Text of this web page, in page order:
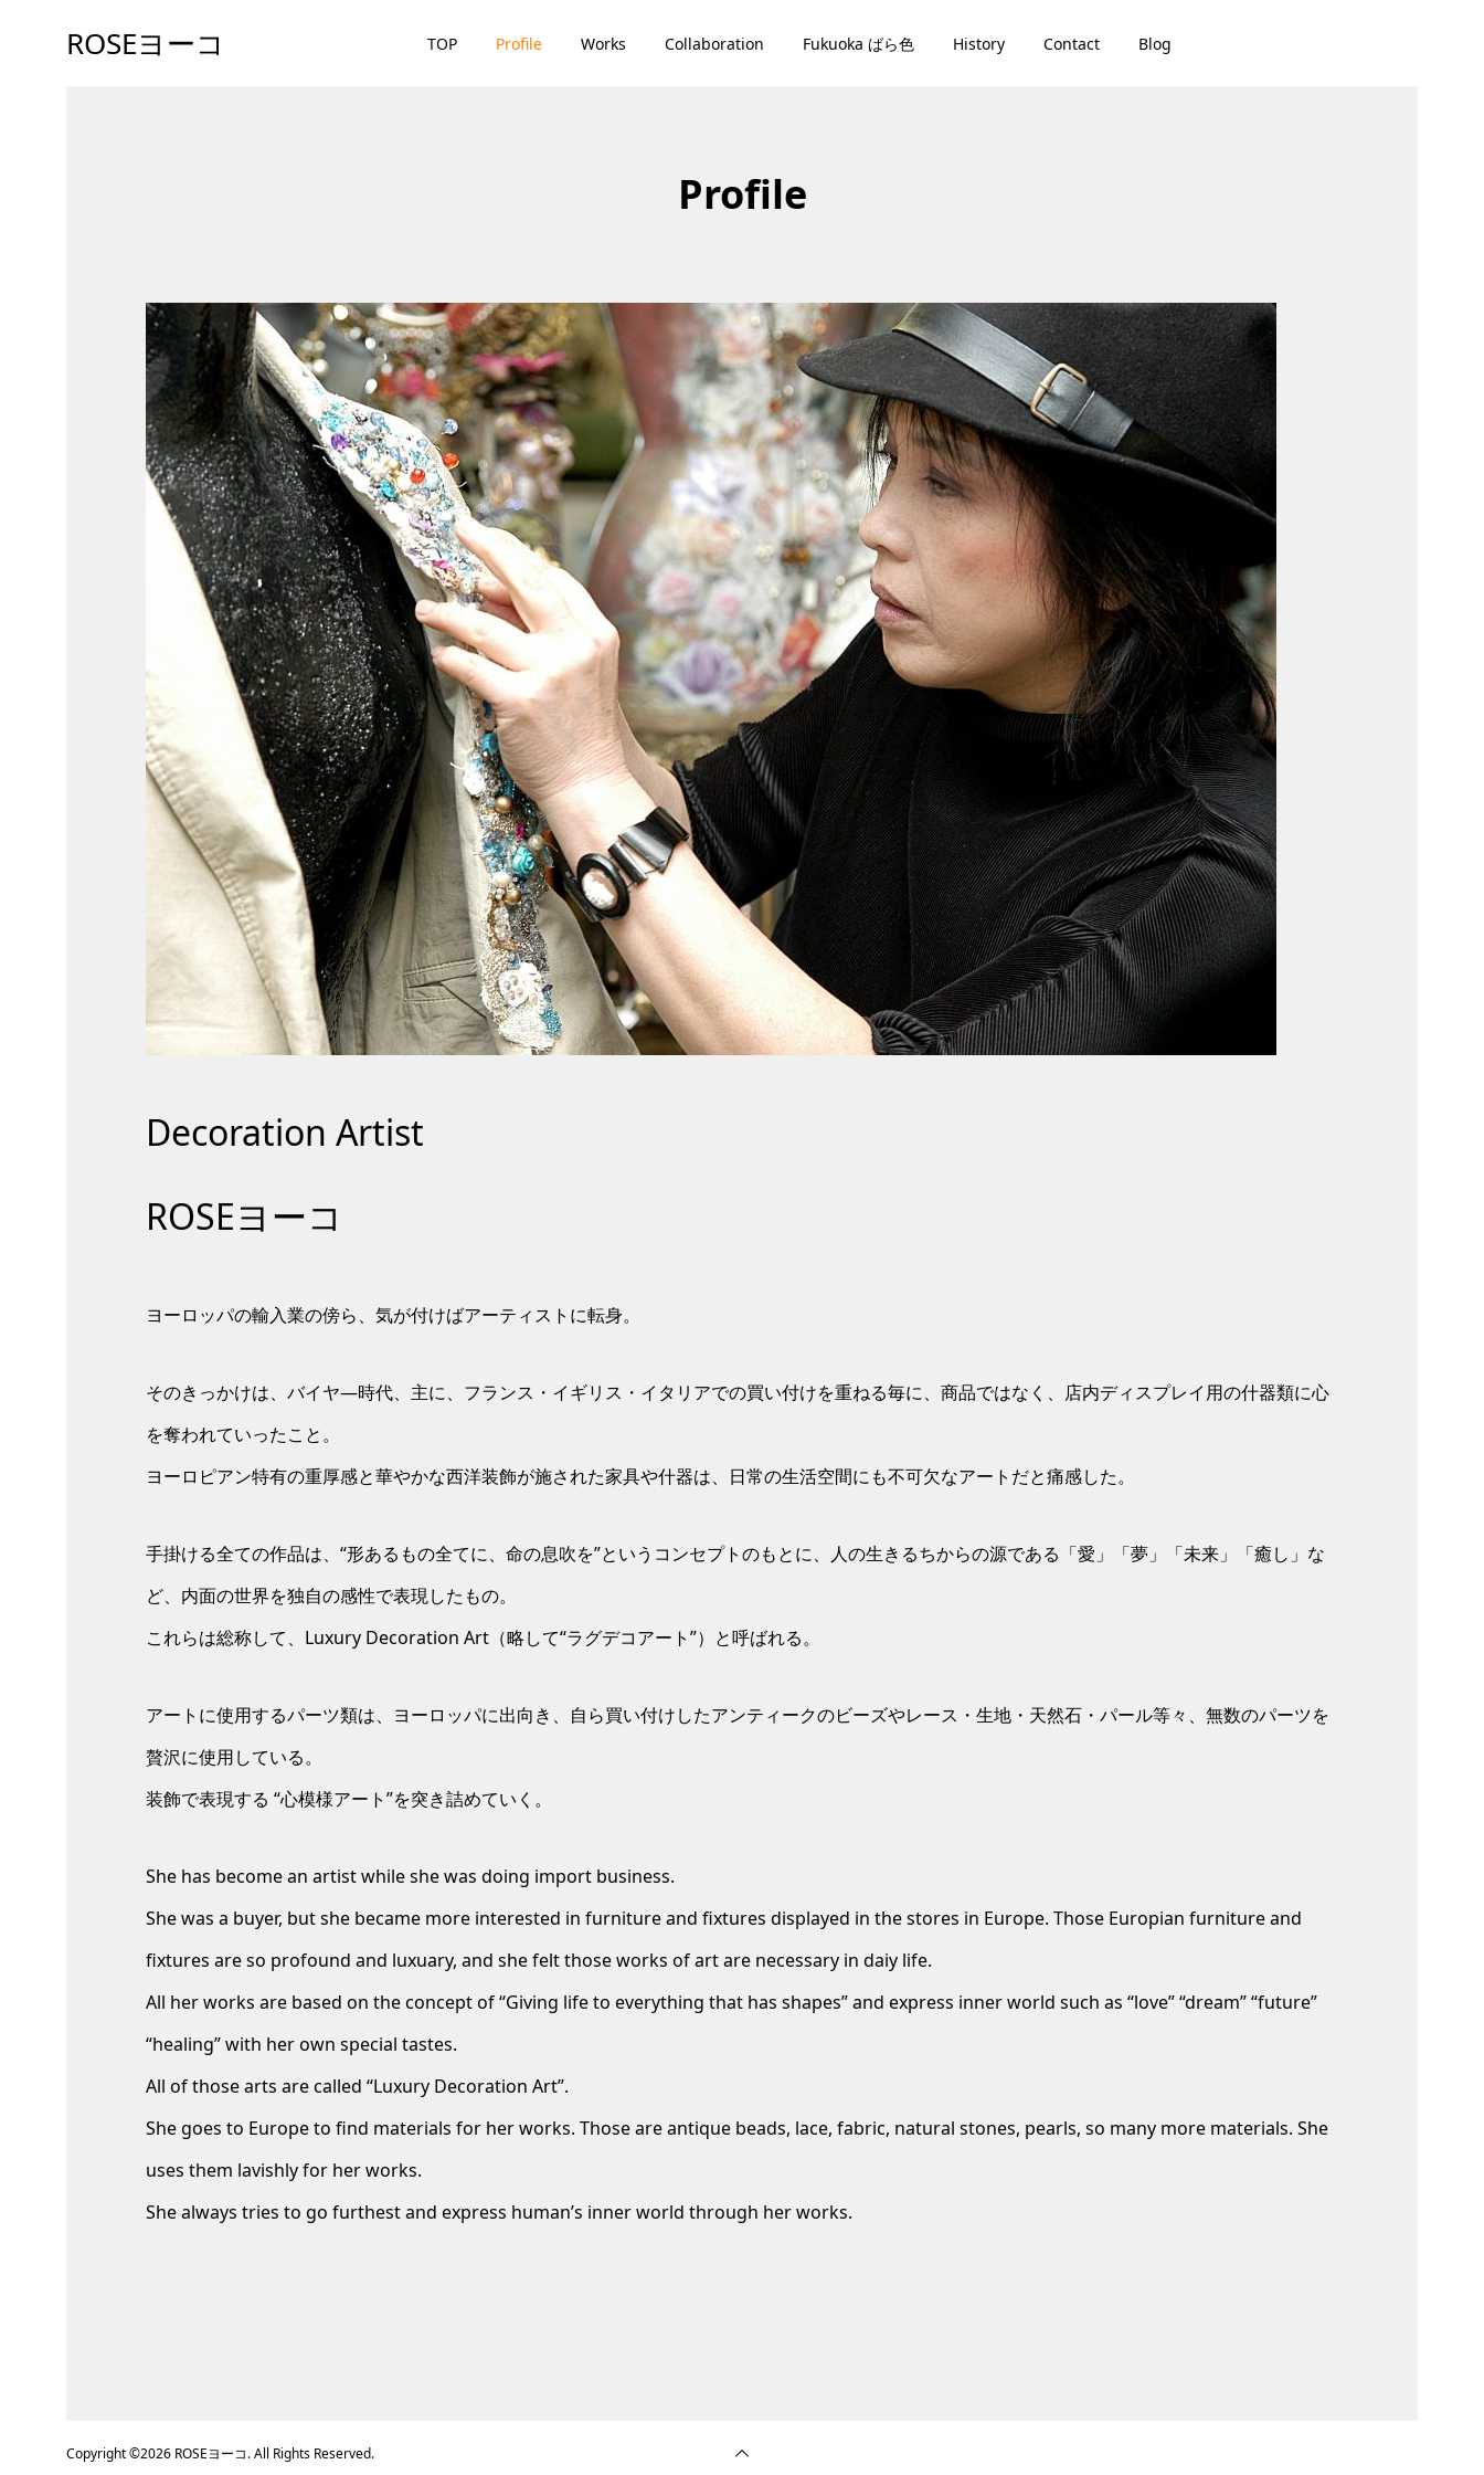
ROSEヨーコ TOP Profile Works Collaboration Fukuoka ばら色 History Contact Blog
Profile
Decoration Artist
ROSEヨーコ
ヨーロッパの輸入業の傍ら、気が付けばアーティストに転身。
そのきっかけは、バイヤ―時代、主に、フランス・イギリス・イタリアでの買い付けを重ねる毎に、商品ではなく、店内ディスプレイ用の什器類に心
を奪われていったこと。
ヨーロピアン特有の重厚感と華やかな西洋装飾が施された家具や什器は、日常の生活空間にも不可欠なアートだと痛感した。
手掛ける全ての作品は、“形あるもの全てに、命の息吹を”というコンセプトのもとに、人の生きるちからの源である「愛」「夢」「未来」「癒し」な
ど、内面の世界を独自の感性で表現したもの。
これらは総称して、Luxury Decoration Art（略して“ラグデコアート”）と呼ばれる。
アートに使用するパーツ類は、ヨーロッパに出向き、自ら買い付けしたアンティークのビーズやレース・生地・天然石・パール等々、無数のパーツを
贅沢に使用している。
装飾で表現する “心模様アート”を突き詰めていく。
She has become an artist while she was doing import business.
She was a buyer, but she became more interested in furniture and fixtures displayed in the stores in Europe. Those Europian furniture and
fixtures are so profound and luxuary, and she felt those works of art are necessary in daiy life.
All her works are based on the concept of “Giving life to everything that has shapes” and express inner world such as “love” “dream” “future”
“healing” with her own special tastes.
All of those arts are called “Luxury Decoration Art”.
She goes to Europe to find materials for her works. Those are antique beads, lace, fabric, natural stones, pearls, so many more materials. She
uses them lavishly for her works.
She always tries to go furthest and express human’s inner world through her works.
Copyright ©2026 ROSEヨーコ. All Rights Reserved.